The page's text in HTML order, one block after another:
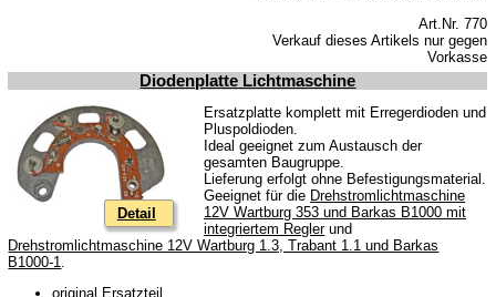
Art.Nr. 770
Verkauf dieses Artikels nur gegen
Vorkasse
Diodenplatte Lichtmaschine
Detail
Ersatzplatte komplett mit Erregerdioden und
Pluspoldioden.
Ideal geeignet zum Austausch der
gesamten Baugruppe.
Lieferung erfolgt ohne Befestigungsmaterial.
Geeignet für die Drehstromlichtmaschine
12V Wartburg 353 und Barkas B1000 mit
integriertem Reglerund
Drehstromlichtmaschine 12V Wartburg 1.3, Trabant 1.1 und Barkas
B1000-1.
original Ersatzteil